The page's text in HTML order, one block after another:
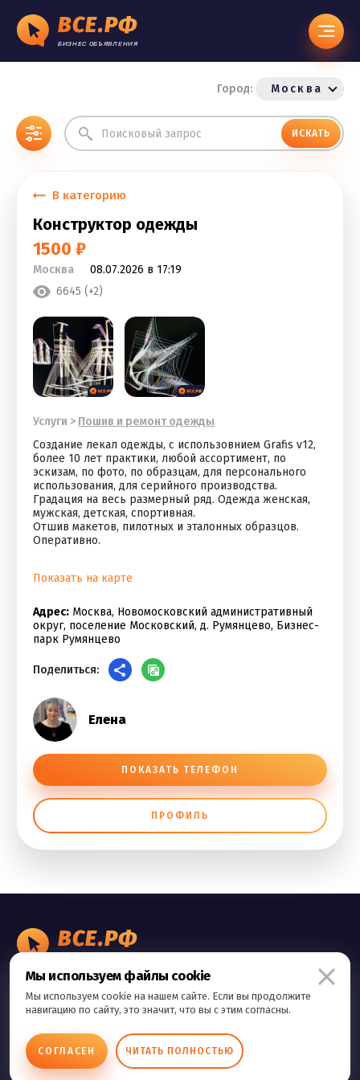
ВСЕ.РФ
БИЗНЕС ОБЪЯВЛЕНИЯ
Город: Москва
ИСКАТЬ
В категорию
Конструктор одежды
1500 ₽
Москва
08.07.2026 в 17:19
6645 (+2)
Услуги > Пошив и ремонт одежды
Создание лекал одежды, с использовнием Grafis v12,
более 10 лет практики, любой ассортимент, по
эскизам, по фото, по образцам, для персонального
использования, для серийного производства.
Градация на весь размерный ряд. Одежда женская,
мужская, детская, спортивная.
Отшив макетов, пилотных и эталонных образцов.
Оперативно.
Показать на карте
Адрес: Москва, Новомосковский административный
округ, поселение Московский, д. Румянцево, Бизнес-
парк Румянцево
Поделиться:
Елена
ПОКАЗАТЬ ТЕЛЕФОН
ПРОФИЛЬ
ВСЕ.РФ
Copyright © 2026 Все.Рф Все права защищены
Правила сервиса
Политика конфиденциальности
Мы используем файлы cookie
Мы используем cookie на нашем сайте. Если вы продолжите
навигацию по сайту, это значит, что вы с этим согласны.
СОГЛАСЕН ЧИТАТЬ ПОЛНОСТЬЮ